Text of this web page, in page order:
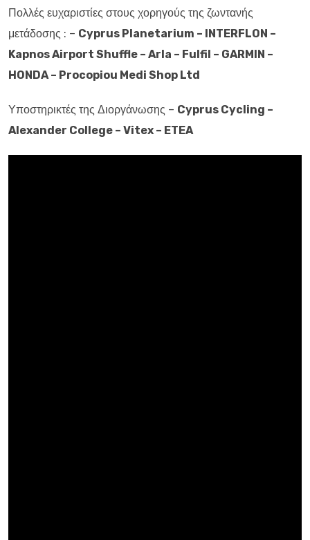
Πολλές ευχαριστίες στους χορηγούς της ζωντανής
μετάδοσης : – Cyprus Planetarium – INTERFLON –
Kapnos Airport Shuffle – Arla – Fulfil – GARMIN –
HONDA – Procopiou Medi Shop Ltd
Υποστηρικτές της Διοργάνωσης – Cyprus Cycling –
Alexander College – Vitex – ETEA